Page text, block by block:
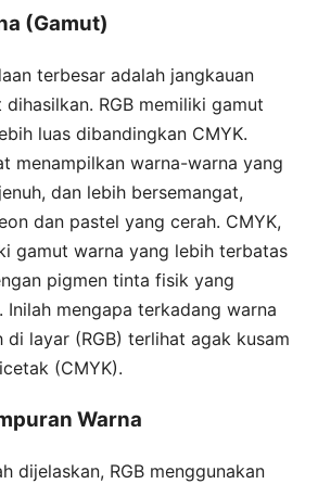
(Gamut)
terbesar adalah jangkauan
RGB memiliki gamut
luas dibandingkan CMYK.
menampilkan warna-warna yang
dan lebih bersemangat,
dan pastel yang cerah. CMYK,
gamut warna yang lebih terbatas
pigmen tinta fisik yang
Inilah mengapa terkadang warna
di layar (RGB) terlihat agak kusam
(CMYK).
Warna
dijelaskan, RGB menggunakan